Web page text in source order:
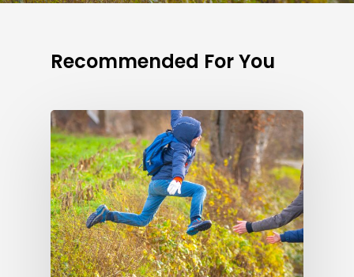
Recommended For You